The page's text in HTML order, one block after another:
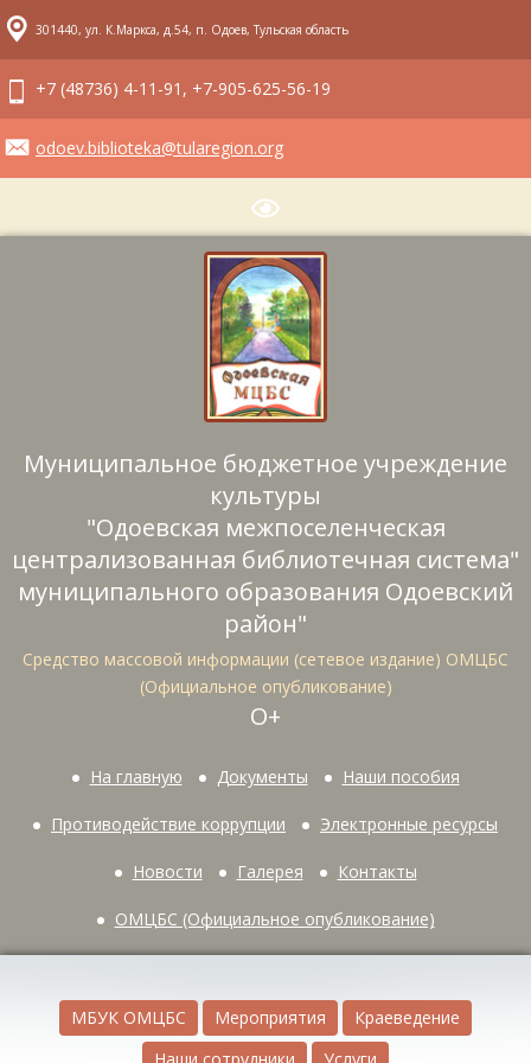
301440, ул. К.Маркса, д.54, п. Одоев, Тульская область
+7 (48736) 4-11-91, +7-905-625-56-19
odoev.biblioteka@tularegion.org
Муниципальное бюджетное учреждение
культуры
"Одоевская межпоселенческая
централизованная библиотечная система"
муниципального образования Одоевский
район"
Средство массовой информации (сетевое издание) ОМЦБС
(Официальное опубликование)
О+
На главную Документы Наши пособия
Противодействие коррупции Электронные ресурсы
Новости Галерея Контакты
ОМЦБС (Официальное опубликование)
МБУК ОМЦБС Мероприятия
Краеведение
Наши сотрудники
Услуги